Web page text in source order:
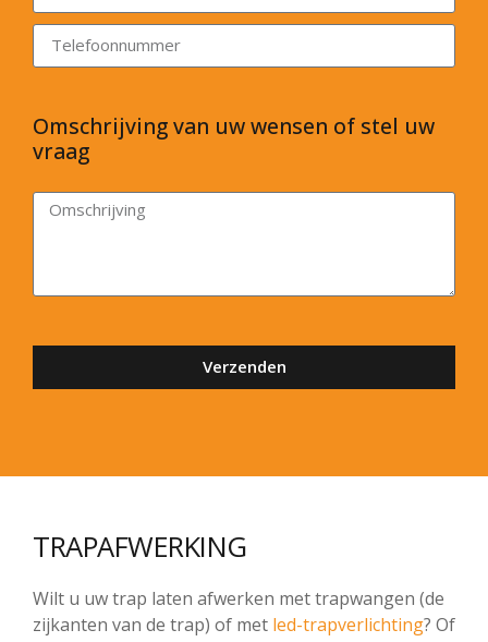
Omschrijving van uw wensen of stel uw
vraag
Verzenden
TRAPAFWERKING
Wilt u uw trap laten afwerken met trapwangen (de
zijkanten van de trap) of met led-trapverlichting? Of